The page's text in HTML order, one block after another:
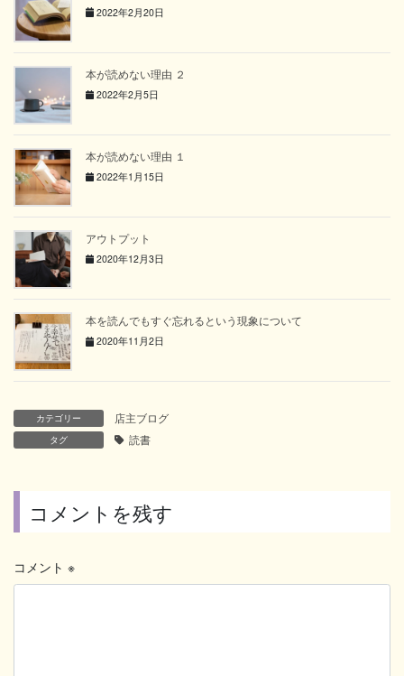
2022年2月20日
本が読めない理由 ２
2022年2月5日
本が読めない理由 １
2022年1月15日
アウトプット
2020年12月3日
本を読んでもすぐ忘れるという現象について
2020年11月2日
カテゴリー 店主ブログ
タグ 読書
コメントを残す
コメント ※